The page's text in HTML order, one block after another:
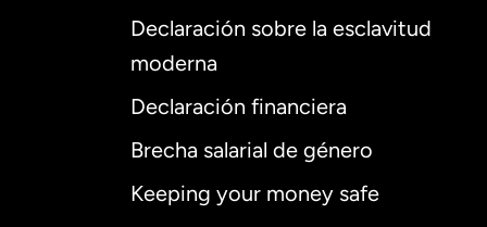
Declaración sobre la esclavitud
moderna
Declaración financiera
Brecha salarial de género
Keeping your money safe
Internacional
Alemania